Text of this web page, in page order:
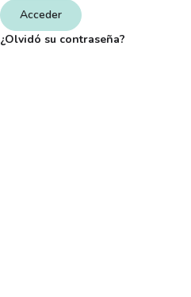
Acceder
¿Olvidó su contraseña?